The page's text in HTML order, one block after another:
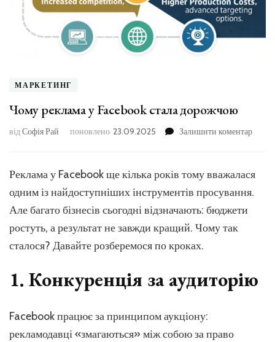
МАРКЕТИНГ
Чому реклама у Facebook стала дорожчою
відСофія Рай поновлено 23.09.2025 Залишити коментардо
стала
Реклама у Facebook ще кілька років тому вважалася
одним із найдоступніших інструментів просування.
Але багато бізнесів сьогодні відзначають: бюджети
ростуть, а результат не завжди кращий. Чому так
сталося? Давайте розберемося по кроках.
1. Конкуренція за аудиторію
Facebook працює за принципом аукціону:
рекламодавці «змагаються» між собою за право